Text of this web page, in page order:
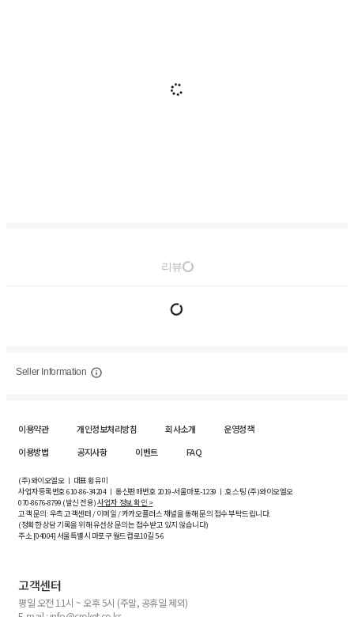
리뷰
Seller Information
이용약관 개인정보처리방침 회사소개
운영정책
이용방법
공지사항 이벤트 FAQ
(주)와이오엘오 ㅣ 대표 황유미
사업자등록번호610-86-34204ㅣ 통신판매번호 2019-서울마포-1239 ㅣ 호스팅 (주)와이오엘오
070-8676-8799 (발신 전용)사업자 정보 확인 >
고객 문의: 우측 고객센터 / 이메일 / 카카오플러스 채널을 통해 문의 접수 부탁드립니다.
(정확한 상담 기록을 위해 유선상 문의는 접수받고 있지 않습니다)
주소 [04004] 서울특별시 마포구 월드컵로10길5-6
고객센터
평일 오전 11시 ~ 오후 5시 (주말, 공휴일 제외)